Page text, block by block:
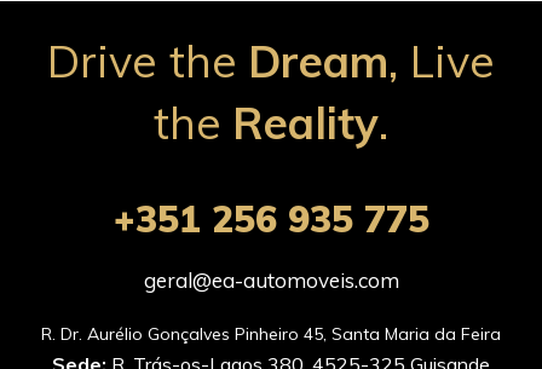
Drive the Dream, Live
the Reality.
+351 256 935 775
geral@ea-automoveis.com